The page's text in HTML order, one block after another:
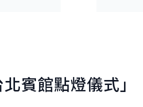
賓館點燈儀式」